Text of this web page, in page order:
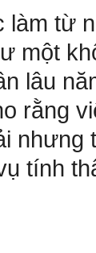
từ
một
lâu
rằng
nhưng
tính